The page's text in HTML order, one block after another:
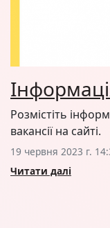
Розмістіть
вакансії на сайті.
19 червня 2023 г.
Читати далі